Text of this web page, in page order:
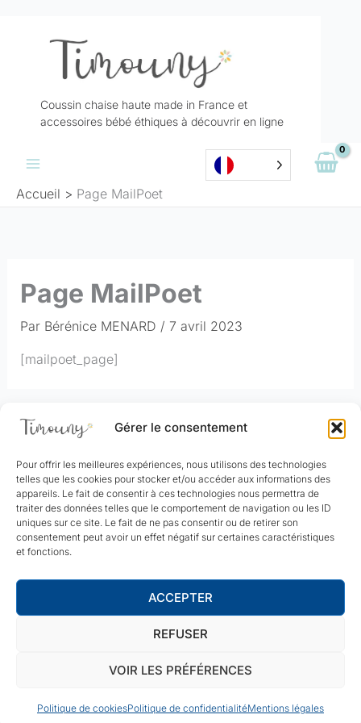
Gérer le consentement
Pour offrir les meilleures expériences, nous utilisons des technologies
telles que les cookies pour stocker et/ou accéder aux informations des
appareils. Le fait de consentir à ces technologies nous permettra de
traiter des données telles que le comportement de navigation ou les ID
uniques sur ce site. Le fait de ne pas consentir ou de retirer son
consentement peut avoir un effet négatif sur certaines caractéristiques
et fonctions.
ACCEPTER
REFUSER
VOIR LES PRÉFÉRENCES
Politique de cookiesPolitique de confidentialitéMentions légales
Coussin chaise haute made in France et
accessoires bébé éthiques à découvrir en ligne
Accueil Page MailPoet
Page MailPoet
Par Bérénice MENARD / 7 avril 2023
[mailpoet_page]
Questions fréquentes
Nous retourner un produit
Espace professionnel
Conditions générales de vente
Plan du site
Politique de confidentialité
Formulaire de rétractation
Français